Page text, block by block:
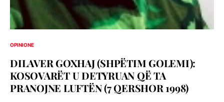
OPINIONE
DILAVER GOXHAJ (SHPËTIM GOLEMI):
KOSOVARËT U DETYRUAN QË TA
PRANOJNE LUFTËN (7 QERSHOR 1998)